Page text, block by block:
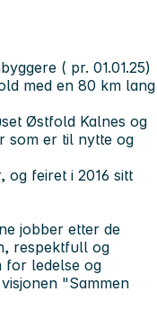
( pr. 01.01.25)
med en 80 km lang
Østfold Kalnes og
som er til nytte og
og feiret i 2016 sitt
jobber etter de
respektfull og
for ledelse og
"Sammen